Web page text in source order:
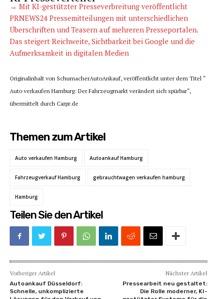
→ Mit KI-gestützter Presseverbreitung veröffentlicht
PRNEWS24 Pressemitteilungen mit unterschiedlichen
Überschriften und Teasern auf mehreren Presseportalen.
Das steigert Reichweite, Sichtbarkeit bei Google und die
Aufmerksamkeit in digitalen Medien
Originalinhalt von SchumacherAutoAnkauf, veröffentlicht unter dem Titel “
Auto verkaufen Hamburg: Der Fahrzeugmarkt verändert sich spürbar“,
übermittelt durch Carpr.de
Themen zum Artikel
Auto verkaufen Hamburg Autoankauf Hamburg
Fahrzeugverkauf Hamburg gebrauchtwagen verkaufen hamburg
Hamburg
Teilen Sie den Artikel
Vorheriger Artikel
Autoankauf Düsseldorf:
Schnelle, unkomplizierte
Nächster Artikel
Pressearbeit neu gestaltet:
Die Rolle moderner, KI-